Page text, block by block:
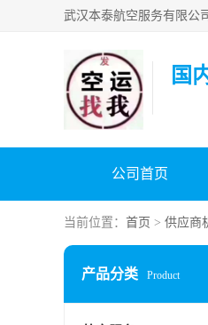
国
公司首页
当前位置： 首页 > 供应商
产品分类 Product